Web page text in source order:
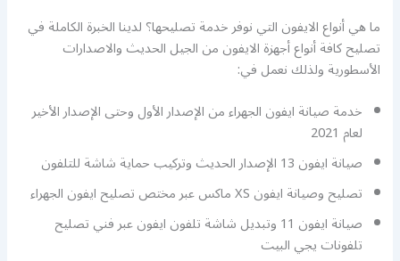
ما هي أنواع الايفون التي نوفر خدمة تصليحها؟ لدينا الخبرة الكاملة في
تصليح كافة أنواع أجهزة الايفون من الجيل الحديث والاصدارات
الأسطورية ولذلك نعمل في:
خدمة صيانة ايفون الجهراء من الإصدار الأول وحتى الإصدار الأخير
لعام 2021
صيانة ايفون 13 الإصدار الحديث وتركيب حماية شاشة للتلفون
تصليح وصيانة ايفون XS ماكس عبر مختص تصليح ايفون الجهراء
صيانة ايفون 11 وتبديل شاشة تلفون ايفون عبر فني تصليح
تلفونات يجي البيت